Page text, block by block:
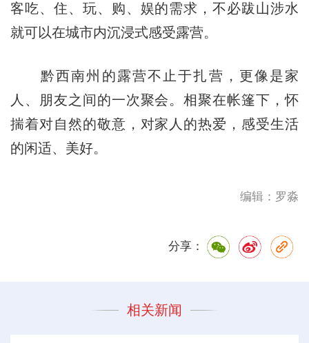
客吃、住、玩、购、娱的需求，不必跋山涉水
就可以在城市内沉浸式感受露营。
黔西南州的露营不止于扎营，更像是家
人、朋友之间的一次聚会。相聚在帐篷下，怀
揣着对自然的敬意，对家人的热爱，感受生活
的闲适、美好。
编辑：罗淼
分享：
相关新闻